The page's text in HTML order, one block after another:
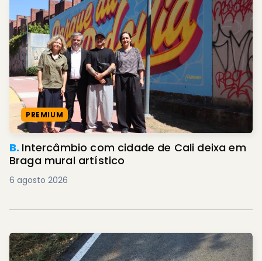
PREMIUM
B. Intercâmbio com cidade de Cali deixa em
Braga mural artístico
6 agosto 2026